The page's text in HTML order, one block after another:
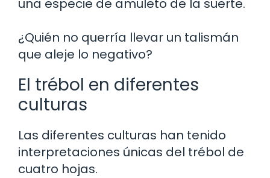
una especie de amuleto de la suerte.
¿Quién no querría llevar un talismán
que aleje lo negativo?
El trébol en diferentes
culturas
Las diferentes culturas han tenido
interpretaciones únicas del trébol de
cuatro hojas.